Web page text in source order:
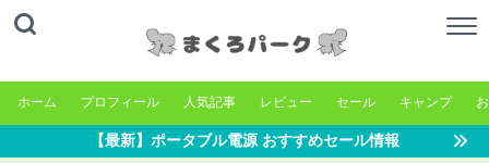
ホーム プロフィール 人気記事 レビュー セール キャンプ
【最新】ポータブル電源 おすすめセール情報